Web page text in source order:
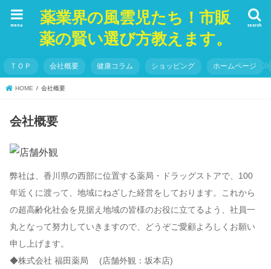
薬業界の風雲児たち！市販
薬の賢い選び方教えます。
search
menu
ＴＯＰ 会社概要 健康コラム ショッピング ホームページ
HOME 会社概要
会社概要
弊社は、香川県の西部に位置する薬局・ドラッグストアで、100
年近くに渡って、地域にねざした経営をしております。これから
の超高齢化社会を見据え地域の皆様のお役に立てるよう、社員一
丸となって努力していきますので、どうぞご愛顧よろしくお願い
申し上げます。
◆株式会社 福田薬局 (店舗外観：坂本店)